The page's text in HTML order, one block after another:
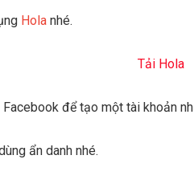
Hola nhé.
Tải Hola
để tạo một tài khoản
ẩn danh nhé.